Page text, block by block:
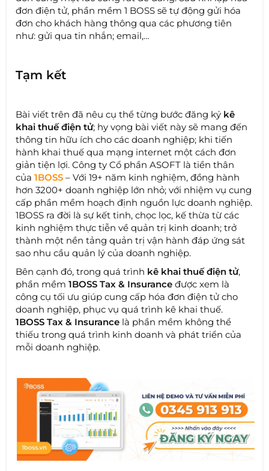
đơn điện tử, phần mềm 1 BOSS sẽ tự động gửi hóa
đơn cho khách hàng thông qua các phương tiên
như: gửi qua tin nhắn; email,…
Tạm kết
Bài viết trên đã nêu cụ thể từng bước đăng ký kê
khai thuế điện tử; hy vọng bài viết này sẽ mang đến
thông tin hữu ích cho các doanh nghiệp; khi tiến
hành khai thuế qua mạng internet một cách đơn
giản tiện lợi. Công ty Cổ phần ASOFT là tiền thân
của1BOSS – Với 19+ năm kinh nghiệm, đồng hành
hơn 3200+ doanh nghiệp lớn nhỏ; với nhiệm vụ cung
cấp phần mềm hoạch định nguồn lực doanh nghiệp.
1BOSS ra đời là sự kết tinh, chọc lọc, kế thừa từ các
kinh nghiệm thực tiễn về quản trị kinh doanh; trở
thành một nền tảng quản trị vận hành đáp ứng sát
sao nhu cầu quản lý của doanh nghiệp.
Bên cạnh đó, trong quá trình kê khai thuế điện tử,
phần mềm1BOSS Tax & Insurance được xem là
công cụ tối ưu giúp cung cấp hóa đơn điện tử cho
doanh nghiệp, phục vụ quá trình kê khai thuế.
1BOSS Tax & Insurance là phần mềm không thể
thiếu trong quá trình kinh doanh và phát triển của
mỗi doanh nghiệp.